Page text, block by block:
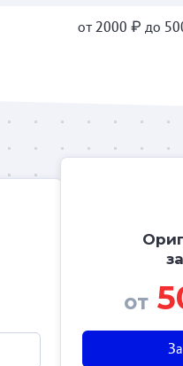
от 2000 ₽ до
от